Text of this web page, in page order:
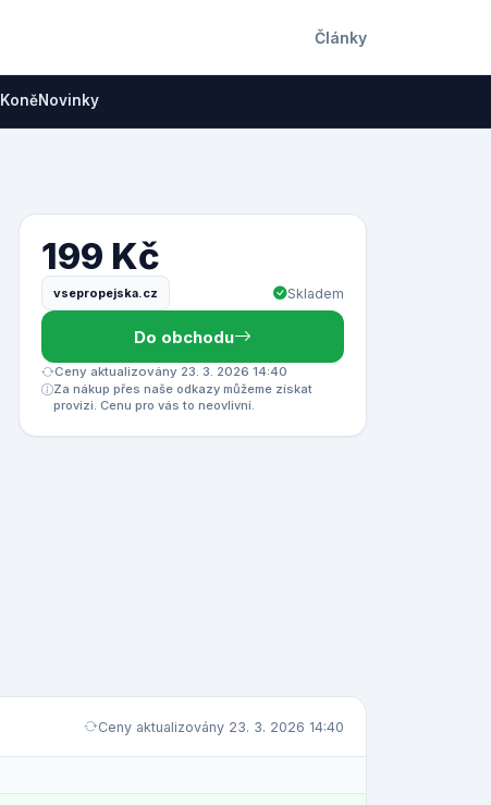
Články
KoněNovinky
199 Kč
vsepropejska.cz Skladem
Do obchodu
Ceny aktualizovány 23. 3. 2026 14:40
Za nákup přes naše odkazy můžeme získat
provizi. Cenu pro vás to neovlivní.
Ceny aktualizovány 23. 3. 2026 14:40